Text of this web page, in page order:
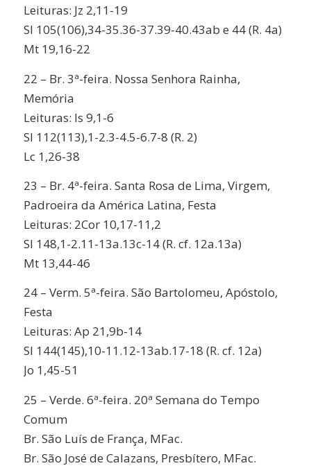
Leituras: Jz 2,11-19
Sl 105(106),34-35.36-37.39-40.43ab e 44 (R. 4a)
Mt 19,16-22
22 – Br. 3ª-feira. Nossa Senhora Rainha,
Memória
Leituras: Is 9,1-6
Sl 112(113),1-2.3-4.5-6.7-8 (R. 2)
Lc 1,26-38
23 – Br. 4ª-feira. Santa Rosa de Lima, Virgem,
Padroeira da América Latina, Festa
Leituras: 2Cor 10,17-11,2
Sl 148,1-2.11-13a.13c-14 (R. cf. 12a.13a)
Mt 13,44-46
24 – Verm. 5ª-feira. São Bartolomeu, Apóstolo,
Festa
Leituras: Ap 21,9b-14
Sl 144(145),10-11.12-13ab.17-18 (R. cf. 12a)
Jo 1,45-51
25 – Verde. 6ª-feira. 20ª Semana do Tempo
Comum
Br. São Luís de França, MFac.
Br. São José de Calazans, Presbítero, MFac.